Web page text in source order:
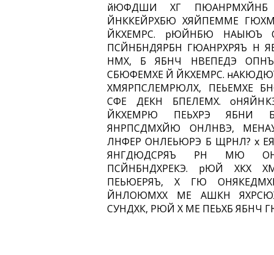
йЮФДШИ ХГ
ЙНККЕЙРХБЮ ХЯЙПЕММЕ
ЙКХЕМРС. рЮЙНБЮ НАЫЮЪ
ПСЙНБНДЯРБН ГЮАНРХРЯЪ Н
НМХ, Б ЯБНЧ НВЕПЕДЭ
СБЮФЕМХЕ Й ЙКХЕМРС.
ХМЯРПСЛЕМРЮЛХ, ПЕЬЕМХЕ
СФЕ ДЕКН БПЕЛЕМХ.
ЙКХЕМРЮ ПЕЬХРЭ ЯБНИ
ЯНРПСДМХЙЮ ОНЛНВЭ,
ЛНФЕР ОНЛЕЬЮРЭ Б ЩРНЛ? х
ЯНГДЮДСРЯЪ РН МЮ
ПСЙНБНДХРЕКЭ. рЮЙ ХКХ
ПЕЬЮЕРЯЪ, Х ГЮ
ЙНЛОЮМХХ МЕ АШКН
СУНДХК, РЮЙ Х МЕ ПЕЬХБ ЯБНЧ